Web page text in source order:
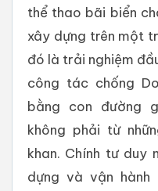
thể thao bãi biển
xây dựng trên một
đó là trải nghiệm
công tác chống
bằng con đường
không phải từ
khan. Chính tư duy
dựng và vận hành